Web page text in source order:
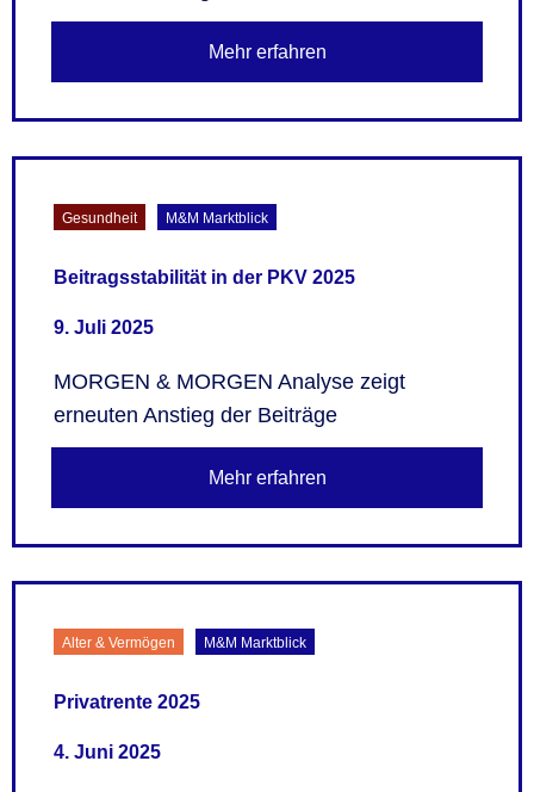
Mehr erfahren
Gesundheit M&M Marktblick
Beitragsstabilität in der PKV 2025
9. Juli 2025
MORGEN & MORGEN Analyse zeigt
erneuten Anstieg der Beiträge
Mehr erfahren
Alter & Vermögen M&M Marktblick
Privatrente 2025
4. Juni 2025